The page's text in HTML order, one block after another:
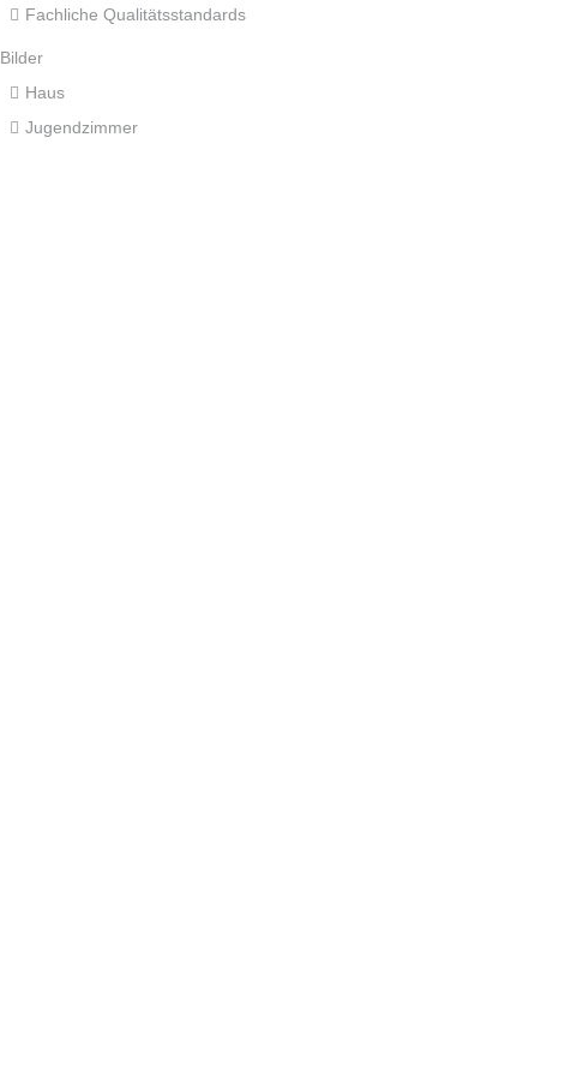
Fachliche Qualitätsstandards
Bilder
Haus
Jugendzimmer